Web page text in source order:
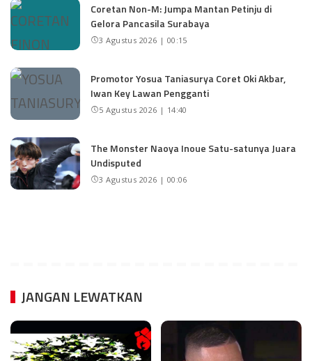
Coretan Non-M: Jumpa Mantan Petinju di
Gelora Pancasila Surabaya
3 Agustus 2026 | 00:15
Promotor Yosua Taniasurya Coret Oki Akbar,
Iwan Key Lawan Pengganti
5 Agustus 2026 | 14:40
The Monster Naoya Inoue Satu-satunya Juara
Undisputed
3 Agustus 2026 | 00:06
JANGAN LEWATKAN